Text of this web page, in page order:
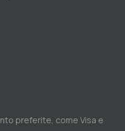
preferite, come Visa e